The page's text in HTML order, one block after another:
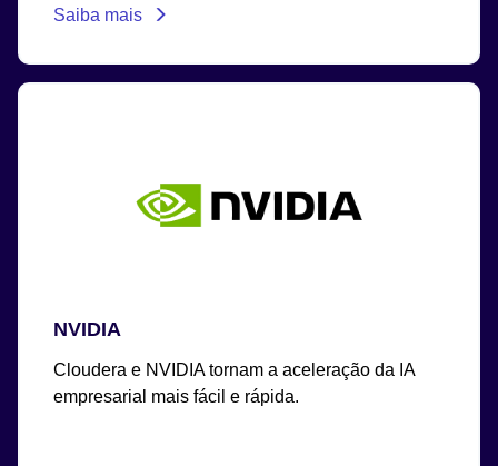
Saiba mais
NVIDIA
Cloudera e NVIDIA tornam a aceleração da IA
empresarial mais fácil e rápida.